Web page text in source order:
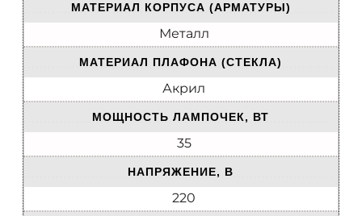
МАТЕРИАЛ КОРПУСА (АРМАТУРЫ)
Металл
МАТЕРИАЛ ПЛАФОНА (СТЕКЛА)
Акрил
МОЩНОСТЬ ЛАМПОЧЕК, ВТ
35
НАПРЯЖЕНИЕ, В
220